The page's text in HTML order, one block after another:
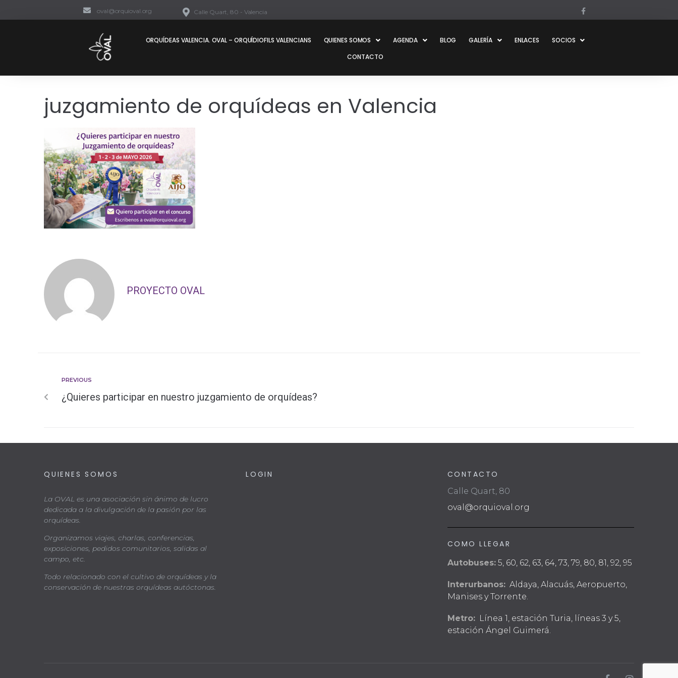
oval@orquioval.org Calle Quart, 80 - Valencia
ORQUÍDEAS VALENCIA. OVAL – ORQUÍDIOFILS VALENCIANS QUIENES SOMOS AGENDA BLOG GALERÍA ENLACES
SOCIOS
CONTACTO
juzgamiento de orquídeas en Valencia
PROYECTO OVAL
PREVIOUS
¿Quieres participar en nuestro juzgamiento de orquídeas?
QUIENES SOMOS
La OVAL es una asociación sin ánimo de lucro
dedicada a la divulgación de la pasión por las
orquídeas.
Organizamos viajes, charlas, conferencias,
exposiciones, pedidos comunitarios, salidas al
campo, etc.
Todo relacionado con el cultivo de orquídeas y la
conservación de nuestras orquídeas autóctonas.
LOGIN CONTACTO
Calle Quart, 80
oval@orquioval.org
COMO LLEGAR
Autobuses: 5, 60, 62, 63, 64, 73, 79, 80, 81, 92, 95
Interurbanos: Aldaya, Alacuás, Aeropuerto,
Manises y Torrente.
Metro: Línea 1, estación Turia, líneas 3 y 5,
estación Ángel Guimerá.